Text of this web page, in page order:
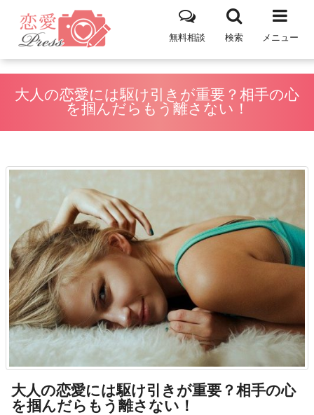
メニュー
検索
無料相談
大人の恋愛には駆け引きが重要？相手の心
を掴んだらもう離さない！
大人の恋愛には駆け引きが重要？相手の心
を掴んだらもう離さない！